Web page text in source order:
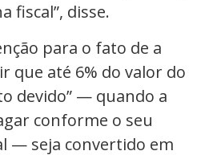
fiscal”, disse.
para o fato de a
que até 6% do valor do
devido” — quando a
conforme o seu
— seja convertido em